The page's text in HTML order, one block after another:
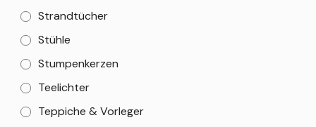
Strandtücher
Stühle
Stumpenkerzen
Teelichter
Teppiche & Vorleger